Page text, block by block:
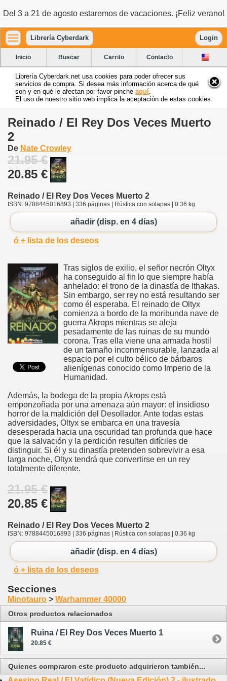
Del 3 a 21 de agosto estaremos de vacaciones. ¡Feliz verano!
Librería Cyberdark Login
Inicio Buscar Carrito Contacto
Librería Cyberdark.net usa cookies para poder ofrecer sus
servicios de compra. Si desea más información acerca de qué
son y en qué le afectan por favor pinche aquí
El uso de nuestro sitio web implica la aceptación de estas cookies.
Reinado / El Rey Dos Veces Muerto
2
De Nate Crowley
21.95 €
20.85 €
Reinado / El Rey Dos Veces Muerto 2
ISBN: 9788445016893 | 336 páginas | Rústica con solapas | 0.36 kg
añadir (disp. en 4 días)
ó + lista de los deseos
Tras siglos de exilio, el señor necrón Oltyx
ha conseguido al fin lo que siempre había
anhelado: el trono de la dinastía de Ithakas.
Sin embargo, ser rey no está resultando ser
como él esperaba. El reinado de Oltyx
comienza a bordo de la moribunda nave de
guerra Akrops mientras se aleja
pesadamente de las ruinas de su mundo
corona. Tras ella viene una armada hostil
de un tamaño inconmensurable, lanzada al
espacio por el culto bélico de bárbaros
alienígenas conocido como Imperio de la
Humanidad.
Además, la bodega de la propia Akrops está
emponzoñada por una amenaza aún mayor: el insidioso
horror de la maldición del Desollador. Ante todas estas
adversidades, Oltyx se embarca en una travesía
desesperada hacia una oscuridad tan profunda que hace
que la salvación y la perdición resulten difíciles de
distinguir. Si él y su dinastía pretenden sobrevivir a esa
larga noche, Oltyx tendrá que convertirse en un rey
totalmente diferente.
21.95 €
20.85 €
Reinado / El Rey Dos Veces Muerto 2
ISBN: 9788445016893 | 336 páginas | Rústica con solapas | 0.36 kg
añadir (disp. en 4 días)
ó + lista de los deseos
Secciones
Minotauro > Warhammer 40000
Otros productos relacionados
Ruina / El Rey Dos Veces Muerto 1
20.85 €
Quienes compraron este producto adquirieron también...